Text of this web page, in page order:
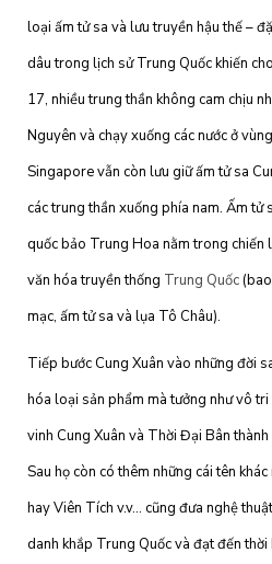
loại ấm tử sa và lưu truyền hậu thế –
dâu trong lịch sử Trung Quốc khiến
17, nhiều trung thần không cam chịu
Nguyên và chạy xuống các nước ở
Singapore vẫn còn lưu giữ ấm tử sa
các trung thần xuống phía nam. Ấm
quốc bảo Trung Hoa nằm trong chiến
văn hóa truyền thống Trung Quốc
mạc, ấm tử sa và lụa Tô Châu).
Tiếp bước Cung Xuân vào những đời
hóa loại sản phẩm mà tưởng như vô
vinh Cung Xuân và Thời Đại Bân
Sau họ còn có thêm những cái tên
hay Viên Tích v.v… cũng đưa nghệ
danh khắp Trung Quốc và đạt đến